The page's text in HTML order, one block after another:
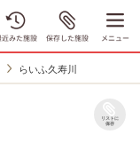
らいふ久寿川
リストに
保存